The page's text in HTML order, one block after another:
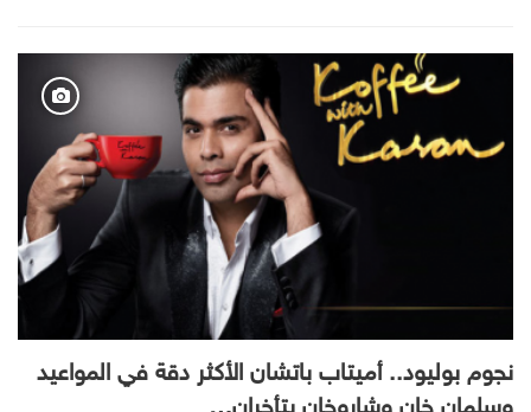
نجوم بوليود.. أميتاب باتشان الأكثر دقة في المواعيد